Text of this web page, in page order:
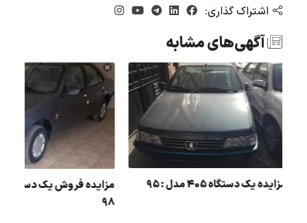
اشتراک گذاری:
آگهی‌های مشابه
98
مزایده یک دستگاه 405 مدل : 95